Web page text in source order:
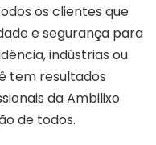
os clientes que
e segurança para
indústrias ou
tem resultados
da Ambilixo
de todos.